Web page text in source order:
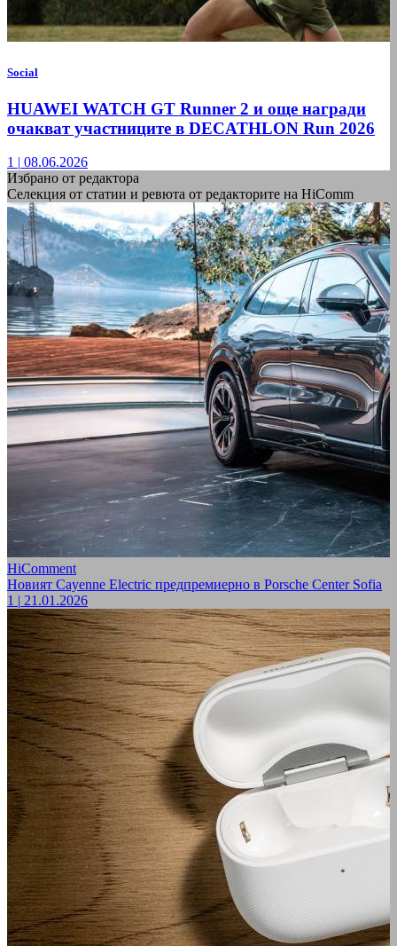
Social
HUAWEI WATCH GT Runner 2 и още награди
очакват участниците в DECATHLON Run 2026
1 | 08.06.2026
Избрано от редактора
Селекция от статии и ревюта от редакторите на HiComm
HiComment
Новият Cayenne Electric предпремиерно в Porsche Center Sofia
1 | 21.01.2026